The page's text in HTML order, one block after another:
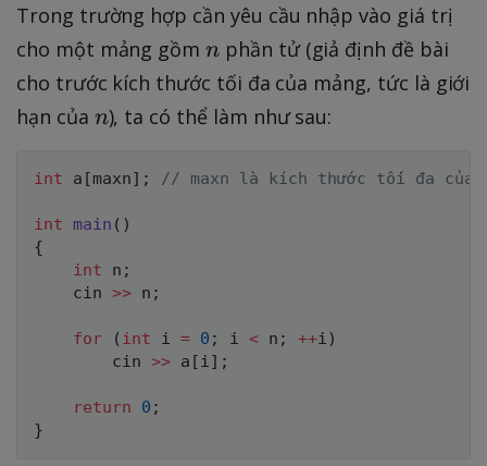
Trong trường hợp cần yêu cầu nhập vào giá trị
cho một mảng gồmn
n phần tử (giả định đề bài
cho trước kích thước tối đa của mảng, tức là giới
hạn của n
n), ta có thể làm như sau:
int a [maxn] ; // maxn là kích thước tối đa của
int main ( )
{
int n ;
    cin
>> n ;
for ( int i = 0 ; i < n ; ++i )
        cin
>> a [ i ] ;
return 0 ;
}